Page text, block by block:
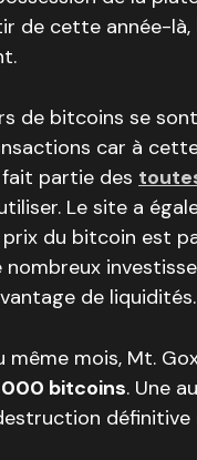
de cette année-
de bitcoins se
car à
partie des
Le site a
du bitcoin est
nombreux
de liquidités.
même mois, Mt.
000 bitcoins. Une